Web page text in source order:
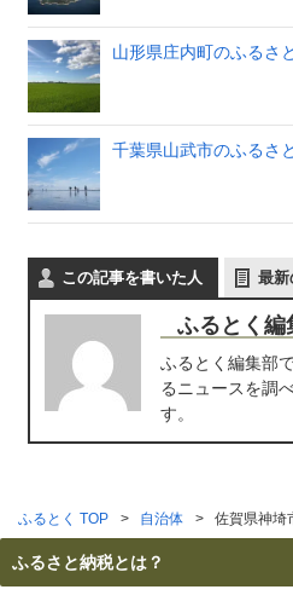
山形県庄内町のふるさ
千葉県山武市のふるさ
この記事を書いた人 最新
ふるとく編
ふるとく編集部
るニュースを調
す。
ふるとく TOP 自治体 佐賀県神埼
ふるさと納税とは？